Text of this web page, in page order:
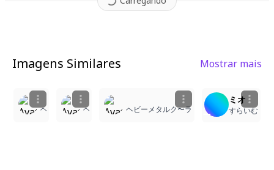
Imagens Similares Mostrar mais
ヘビーメタルク〜ラ
ミオ
すらいむ